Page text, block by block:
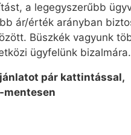
a legegyszerűbb
ár/érték arányban
Büszkék vagyunk
ügyfelünk bizalmára.
pár kattintással,
mentesen